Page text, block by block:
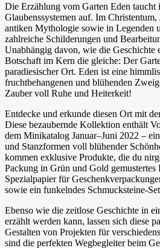
Die Erzählung vom Garten Eden taucht
Glaubenssystemen auf. Im
antiken Mythologie sowie in Legenden
zahlreiche Schilderungen und
Unabhängig davon, wie die Geschichte
Botschaft im Kern die gleiche: Der
paradiesischer Ort. Eden ist eine
fruchtbehangenen und blühenden
Zauber voll Ruhe und Heiterkeit!
Entdecke und erkunde diesen Ort mit
Diese bezaubernde Kollektion enthält
dem Minikatalog Januar–Juni 2022 –
und Stanzformen voll blühender
kommen exklusive Produkte, die du
Packung in Grün und Gold gemustertes
Spezialpapier für
sowie ein funkelndes Schmucksteine-
Ebenso wie die zeitlose Geschichte in
erzählt werden kann, lassen sich diese
Gestalten von Projekten für
sind die perfekten Wegbegleiter beim